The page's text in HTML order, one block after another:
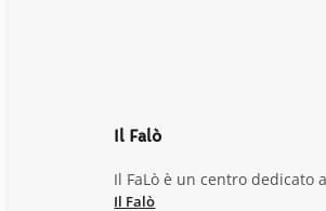
Il Falò
Il FaLò è un centro
Il Falò